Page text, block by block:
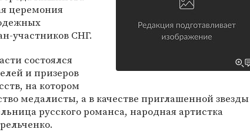
церемония
участников СНГ.
состоялся
и призеров
на котором
медалисты, а в качестве приглашенной звезды
русского романса, народная артистка